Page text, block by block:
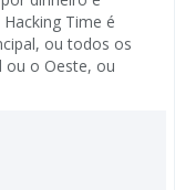
Time é
ou todos os
ou o Oeste, ou